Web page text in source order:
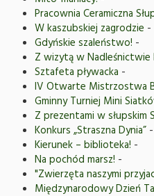
Pracownia Ceramiczna
W kaszubskiej zagrodzie -
Gdyńskie szaleństwo! -
Z wizytą w
Sztafeta pływacka -
IV Otwarte Mistrzostwa
Gminny Turniej Mini
Z prezentami w słupskim
Konkurs „Straszna Dynia” -
Kierunek – biblioteka! -
Na pochód marsz! -
"Zwierzęta naszymi
Międzynarodowy Dzień